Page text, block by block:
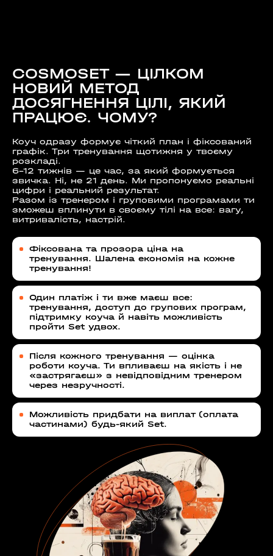
COSMOSET — ЦІЛКОМ
НОВИЙ МЕТОД
ДОСЯГНЕННЯ ЦІЛІ, ЯКИЙ
ПРАЦЮЄ. ЧОМУ?
Коуч одразу формує чіткий план і фіксований
графік. Три тренування щотижня у твоєму
розкладі.
6-12 тижнів — це час, за який формується
звичка. Ні, не 21 день. Ми пропонуємо реальні
цифри і реальний результат.
Разом із тренером і груповими програмами ти
зможеш вплинути в своєму тілі на все: вагу,
витривалість, настрій.
Фіксована та прозора ціна на
тренування. Шалена економія на кожне
тренування!
Один платіж і ти вже маєш все:
тренування, доступ до групових програм,
підтримку коуча й навіть можливість
пройти Set удвох.
Після кожного тренування — оцінка
роботи коуча. Ти впливаєш на якість і не
«застрягаєш» з невідповідним тренером
через незручності.
Можливість придбати на виплат (оплата
частинами) будь-який Set.